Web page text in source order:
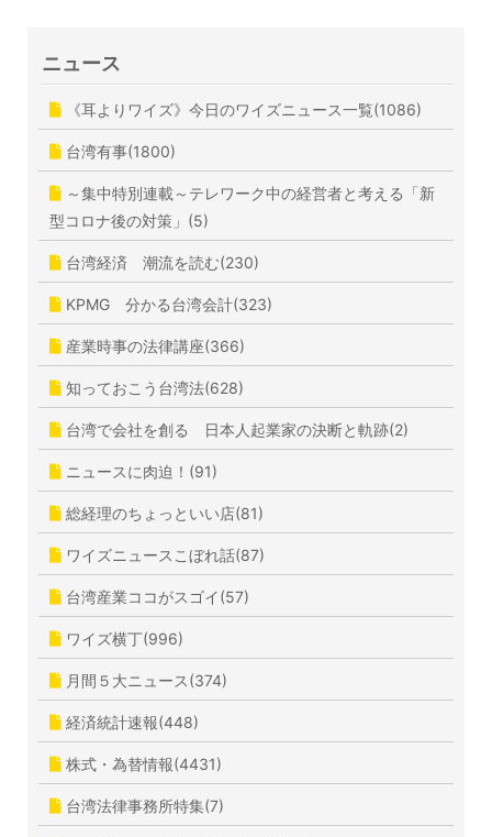
ニュース
《耳よりワイズ》今日のワイズニュース一覧(1086)
台湾有事(1800)
～集中特別連載～テレワーク中の経営者と考える「新
型コロナ後の対策」(5)
台湾経済 潮流を読む(230)
KPMG 分かる台湾会計(323)
産業時事の法律講座(366)
知っておこう台湾法(628)
台湾で会社を創る 日本人起業家の決断と軌跡(2)
ニュースに肉迫！(91)
総経理のちょっといい店(81)
ワイズニュースこぼれ話(87)
台湾産業ココがスゴイ(57)
ワイズ横丁(996)
月間５大ニュース(374)
経済統計速報(448)
株式・為替情報(4431)
台湾法律事務所特集(7)